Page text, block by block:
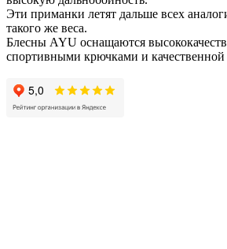
Эти приманки летят дальше всех
такого же веса.
Блесны AYU оснащаются
спортивными крючками и